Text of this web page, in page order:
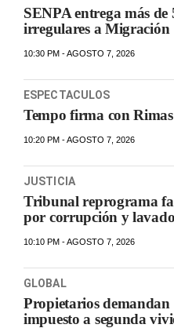
SENPA entrega más
irregulares a Migración
10:30 PM - AGOSTO 7, 2026
ESPECTACULOS
Tempo firma con
10:20 PM - AGOSTO 7, 2026
JUSTICIA
Tribunal reprograma
por corrupción y lavado
10:10 PM - AGOSTO 7, 2026
GLOBAL
Propietarios
impuesto a segunda